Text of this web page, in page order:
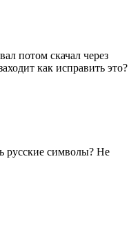
потом скачал через
как исправить это?
русские символы? Не